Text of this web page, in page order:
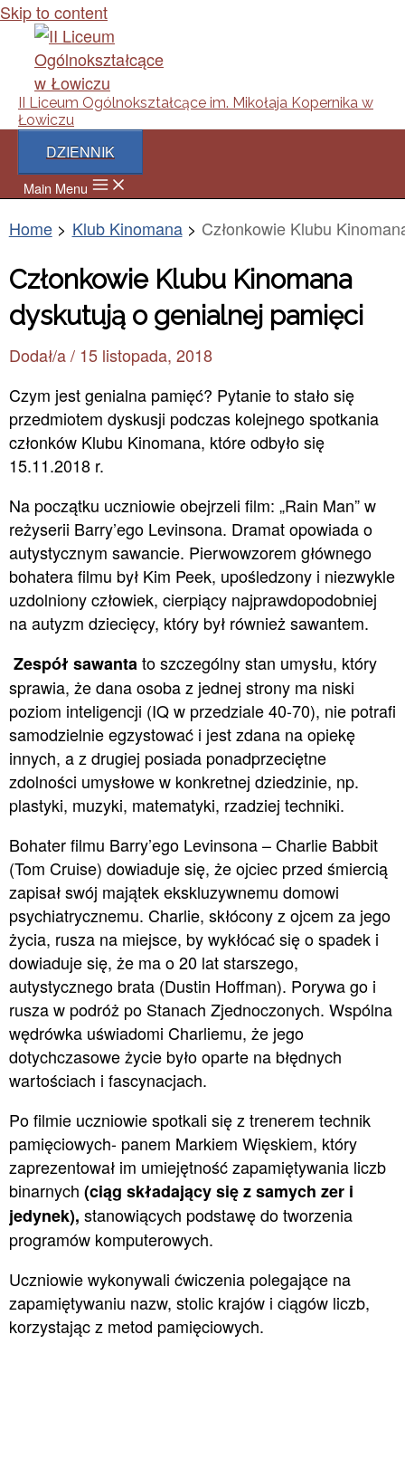
Skip to content
II Liceum Ogólnokształcące im. Mikołaja Kopernika w
Łowiczu
DZIENNIK
Main Menu
Home Klub Kinomana Członkowie Klubu
Członkowie Klubu Kinomana
dyskutują o genialnej pamięci
Dodał/a / 15 listopada, 2018
Czym jest genialna pamięć? Pytanie to stało się
przedmiotem dyskusji podczas kolejnego spotkania
członków Klubu Kinomana, które odbyło się
15.11.2018 r.
Na początku uczniowie obejrzeli film: „Rain Man” w
reżyserii Barry’ego Levinsona. Dramat opowiada o
autystycznym sawancie. Pierwowzorem głównego
bohatera filmu był Kim Peek, upośledzony i niezwykle
uzdolniony człowiek, cierpiący najprawdopodobniej
na autyzm dziecięcy, który był również sawantem.
Zespół sawantato szczególny stan umysłu, który
sprawia, że dana osoba z jednej strony ma niski
poziom inteligencji (IQ w przedziale 40-70), nie potrafi
samodzielnie egzystować i jest zdana na opiekę
innych, a z drugiej posiada ponadprzeciętne
zdolności umysłowe w konkretnej dziedzinie, np.
plastyki, muzyki, matematyki, rzadziej techniki.
Bohater filmu Barry’ego Levinsona – Charlie Babbit
(Tom Cruise) dowiaduje się, że ojciec przed śmiercią
zapisał swój majątek ekskluzywnemu domowi
psychiatrycznemu. Charlie, skłócony z ojcem za jego
życia, rusza na miejsce, by wykłócać się o spadek i
dowiaduje się, że ma o 20 lat starszego,
autystycznego brata (Dustin Hoffman). Porywa go i
rusza w podróż po Stanach Zjednoczonych. Wspólna
wędrówka uświadomi Charliemu, że jego
dotychczasowe życie było oparte na błędnych
wartościach i fascynacjach.
Po filmie uczniowie spotkali się z trenerem technik
pamięciowych- panem Markiem Więskiem, który
zaprezentował im umiejętność zapamiętywania liczb
binarnych (ciąg składający się z samych zer i
jedynek), stanowiących podstawę do tworzenia
programów komputerowych.
Uczniowie wykonywali ćwiczenia polegające na
zapamiętywaniu nazw, stolic krajów i ciągów liczb,
korzystając z metod pamięciowych.